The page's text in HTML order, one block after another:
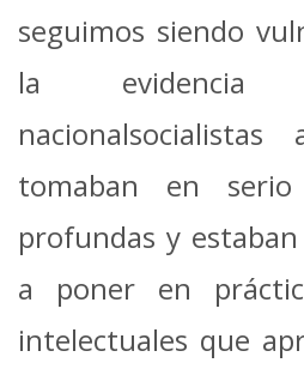
seguimos siendo
la
tomaban en serio
profundas y
a poner en
intelectuales que